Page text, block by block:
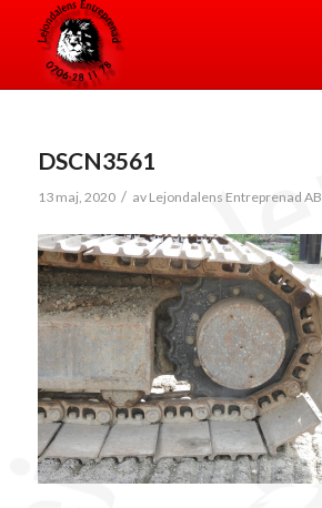
DSCN3561
13 maj, 2020 / av Lejondalens Entreprenad AB